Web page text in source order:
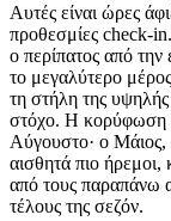
Αυτές είναι ώρες
προθεσμίες check-
ο περίπατος από την
το μεγαλύτερο
τη στήλη της
στόχο. Η κορύφωση
Αύγουστο· ο Μάιος,
αισθητά πιο
από τους παραπάνω
τέλους της σεζόν.